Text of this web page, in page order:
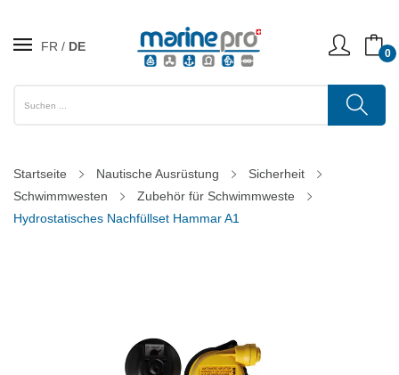
FR DE 0
Startseite Nautische Ausrüstung
Sicherheit
Schwimmwesten
Zubehör für Schwimmweste
Hydrostatisches Nachfüllset Hammar A1